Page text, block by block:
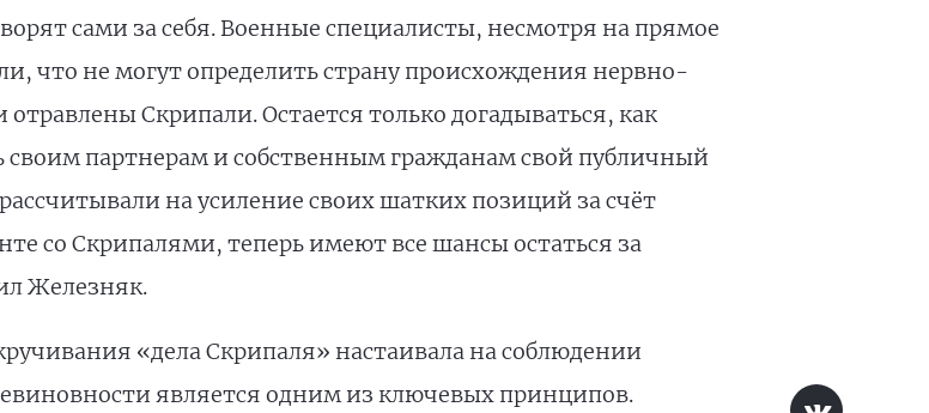
сами за себя. Военные специалисты, несмотря на прямое
что не могут определить страну происхождения нервно-
Скрипали. Остается только догадываться, как
своим партнерам и собственным гражданам свой публичный
на усиление своих шатких позиций за счёт
со Скрипалями, теперь имеют все шансы остаться за
Железняк.
«дела Скрипаля» настаивала на соблюдении
является одним из ключевых принципов.